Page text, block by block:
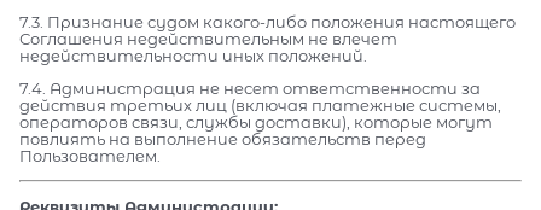
7.3. Признание судом какого-либо положения настоящего
Соглашения недействительным не влечет
недействительности иных положений.
7.4. Администрация не несет ответственности за
действия третьих лиц (включая платежные системы,
операторов связи, службы доставки), которые могут
повлиять на выполнение обязательств перед
Пользователем.
Реквизиты Администрации: